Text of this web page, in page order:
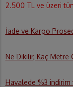
2.500 TL ve üzeri
İade ve Kargo
Ne Dikilir, Kaç Metre
Havalede %3 indirim